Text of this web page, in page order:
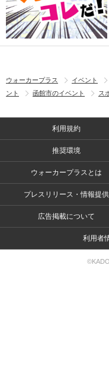
ウォーカープラス イベント
ント
函館市のイベント ス
利用規約
推奨環境
ウォーカープラスとは
プレスリリース・情報提供
広告掲載について
利用者